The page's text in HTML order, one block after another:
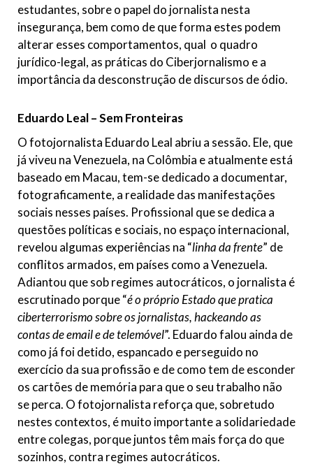
estudantes, sobre o papel do jornalista nesta
insegurança, bem como de que forma estes podem
alterar esses comportamentos, qual o quadro
jurídico-legal, as práticas do Ciberjornalismo e a
importância da desconstrução de discursos de ódio.
Eduardo Leal – Sem Fronteiras
O fotojornalista Eduardo Leal abriu a sessão. Ele, que
já viveu na Venezuela, na Colômbia e atualmente está
baseado em Macau, tem-se dedicado a documentar,
fotograficamente, a realidade das manifestações
sociais nesses países. Profissional que se dedica a
questões políticas e sociais, no espaço internacional,
revelou algumas experiências na “linha da frente” de
conflitos armados, em países como a Venezuela.
Adiantou que sob regimes autocráticos, o jornalista é
escrutinado porque “é o próprio Estado que pratica
ciberterrorismo sobre os jornalistas, hackeando as
contas de email e de telemóvel”. Eduardo falou ainda de
como já foi detido, espancado e perseguido no
exercício da sua profissão e de como tem de esconder
os cartões de memória para que o seu trabalho não
se perca. O fotojornalista reforça que, sobretudo
nestes contextos, é muito importante a solidariedade
entre colegas, porque juntos têm mais força do que
sozinhos, contra regimes autocráticos.